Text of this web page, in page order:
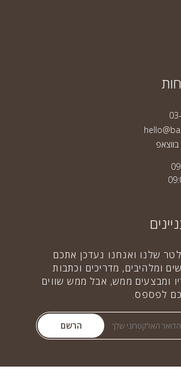
בווצאפ
שלנו ואנחנו נעדכן אתכם
ומלהיבים, מדריכים וכתבות
ומבצעים ממש, אבל ממש שווים
לפספס.
הרשם